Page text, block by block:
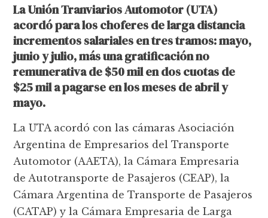
La Unión Tranviarios Automotor (UTA)
acordó para los choferes de larga distancia
incrementos salariales en tres tramos: mayo,
junio y julio, másuna gratificación no
remunerativa de $50 mil en dos cuotas de
$25 mil a pagarse en los meses de abril y
mayo.
La UTA acordó con las cámaras Asociación
Argentina de Empresarios del Transporte
Automotor (AAETA), la Cámara Empresaria
de Autotransporte de Pasajeros (CEAP), la
Cámara Argentina de Transporte de Pasajeros
(CATAP) y la Cámara Empresaria de Larga